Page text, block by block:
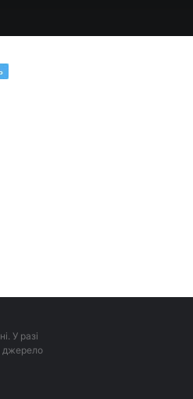
У разі
джерело